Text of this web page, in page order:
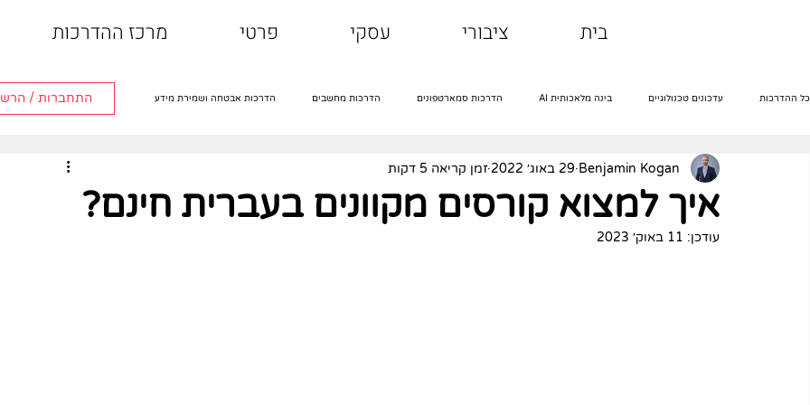
בית ציבורי עסקי פרטי מרכז ההדרכות
כל ההדרכות עדכונים טכנולוגיים בינה מלאכותית AI הדרכות סמארטפונים הדרכות מחשבים הדרכות אבטחה ושמירת מידע
הדרכות אינטרנט הדרכות שירותים דיגיטליים הדרכות רשתות חברתיות הדרכות טלוויזיה חכמה
מבוגרים וטכנולוגיה הדרכות ג'ימייל
התחברות /
איך למצוא קורסים מקוונים בעברית חינם?
Benjamin Kogan 29 באוג׳ 2022 זמן קריאה 5 דקות
עודכן: 11 באוק׳ 2023